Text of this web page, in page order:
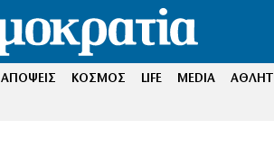
ΑΠΟΨΕΙΣ ΚΟΣΜΟΣ LIFE MEDIA